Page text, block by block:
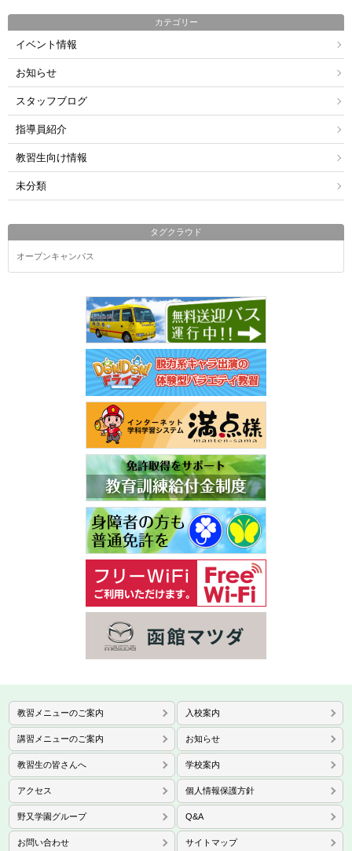
カテゴリー
イベント情報
お知らせ
スタッフブログ
指導員紹介
教習生向け情報
未分類
タグクラウド
オープンキャンパス
教習メニューのご案内 入校案内
講習メニューのご案内 お知らせ
教習生の皆さんへ 学校案内
アクセス 個人情報保護方針
野又学園グループ Q&A
お問い合わせ サイトマップ